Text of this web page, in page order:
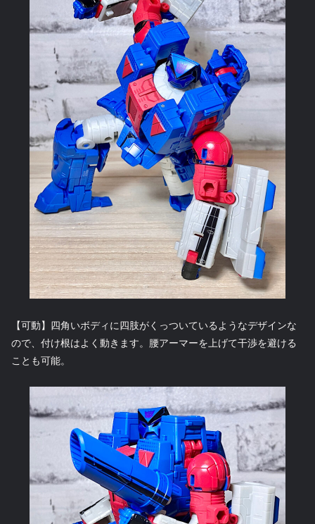
【可動】四角いボディに四肢がくっついているようなデザインな
ので、付け根はよく動きます。腰アーマーを上げて干渉を避ける
ことも可能。